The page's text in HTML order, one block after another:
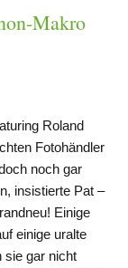
Makro
Roland
Fotohändler
noch gar
insistierte Pat –
Einige
einige uralte
sie gar nicht